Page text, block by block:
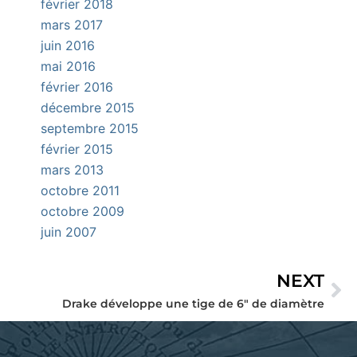
février 2018
mars 2017
juin 2016
mai 2016
février 2016
décembre 2015
septembre 2015
février 2015
mars 2013
octobre 2011
octobre 2009
juin 2007
NEXT
Drake développe une tige de 6″ de diamètre